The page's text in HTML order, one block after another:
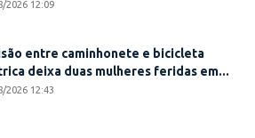
2026 12:09
entre caminhonete e bicicleta
deixa duas mulheres feridas em...
2026 12:43